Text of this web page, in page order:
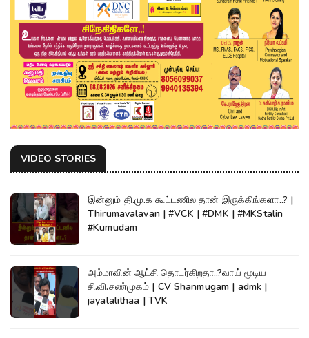
VIDEO STORIES
இன்னும் தி.மு.க கூட்டணில தான் இருக்கிங்களா..? |
Thirumavalavan | #VCK | #DMK | #MKStalin
#Kumudam
அம்மாவின் ஆட்சி தொடர்கிறதா..?வாய் மூடிய
சி.வி.சண்முகம் | CV Shanmugam | admk |
jayalalithaa | TVK